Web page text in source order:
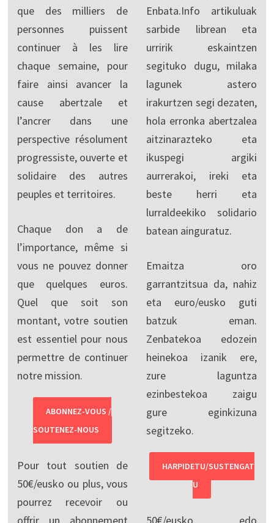
que des milliers de
personnes puissent
continuer à les lire
chaque semaine, pour
faire ainsi avancer la
cause abertzale et
l’ancrer dans une
perspective résolument
progressiste, ouverte et
solidaire des autres
peuples et territoires.
Chaque don a de
l’importance, même si
vous ne pouvez donner
que quelques euros.
Quel que soit son
montant, votre soutien
est essentiel pour nous
permettre de continuer
notre mission.
ABONNEZ-VOUS /
SOUTENEZ-NOUS
Pour tout soutien de
50€/eusko ou plus, vous
pourrez recevoir ou
Enbata.Info artikuluak
sarbide librean eta
urririk eskaintzen
segituko dugu, milaka
lagunek astero
irakurtzen segi dezaten,
hola erronka abertzalea
aitzinarazteko eta
ikuspegi argiki
aurrerakoi, ireki eta
beste herri eta
lurraldeekiko solidario
batean ainguratuz.
Emaitza oro
garrantzitsua da, nahiz
eta euro/eusko guti
batzuk eman.
Zenbatekoa edozein
heinekoa izanik ere,
zure laguntza
ezinbestekoa zaigu
gure eginkizuna
segitzeko.
HARPIDETU/SUSTENGAT
U